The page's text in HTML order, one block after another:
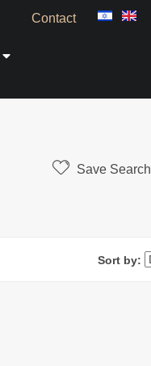
Contact
Save Search
Sort by: